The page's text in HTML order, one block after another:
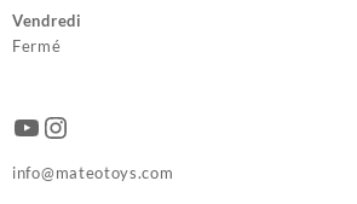
Vendredi
Fermé
YouTube
Instagram
info@mateotoys.com